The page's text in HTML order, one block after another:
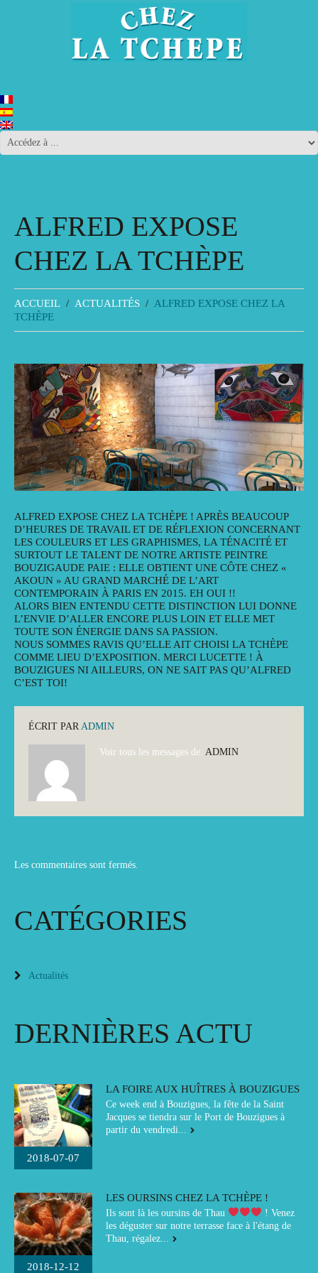
ALFRED EXPOSE
CHEZ LA TCHÈPE
ACCUEIL ACTUALITÉS
ALFRED EXPOSE CHEZ LA
TCHÈPE
ALFRED EXPOSE CHEZ LA TCHÈPE ! APRÈS BEAUCOUP
D’HEURES DE TRAVAIL ET DE RÉFLEXION CONCERNANT
LES COULEURS ET LES GRAPHISMES, LA TÉNACITÉ ET
SURTOUT LE TALENT DE NOTRE ARTISTE PEINTRE
BOUZIGAUDE PAIE : ELLE OBTIENT UNE CÔTE CHEZ «
AKOUN » AU GRAND MARCHÉ DE L’ART
CONTEMPORAIN À PARIS EN 2015. EH OUI !!
ALORS BIEN ENTENDU CETTE DISTINCTION LUI DONNE
L’ENVIE D’ALLER ENCORE PLUS LOIN ET ELLE MET
TOUTE SON ÉNERGIE DANS SA PASSION.
NOUS SOMMES RAVIS QU’ELLE AIT CHOISI LA TCHÈPE
COMME LIEU D’EXPOSITION. MERCI LUCETTE ! À
BOUZIGUES NI AILLEURS, ON NE SAIT PAS QU’ALFRED
C’EST TOI!
ÉCRIT PARADMIN
Voir tous les messages de: ADMIN
Les commentaires sont fermés.
CATÉGORIES
Actualités
DERNIÈRES ACTU
2018-07-07
LA FOIRE AUX HUÎTRES À BOUZIGUES
Ce week end à Bouzigues, la fête de la Saint
Jacques se tiendra sur le Port de Bouzigues à
partir du vendredi...
2018-12-12
LES OURSINS CHEZ LA TCHÈPE !
Ils sont là les oursins de Thau
! Venez
les déguster sur notre terrasse face à l'étang de
Thau, régalez...